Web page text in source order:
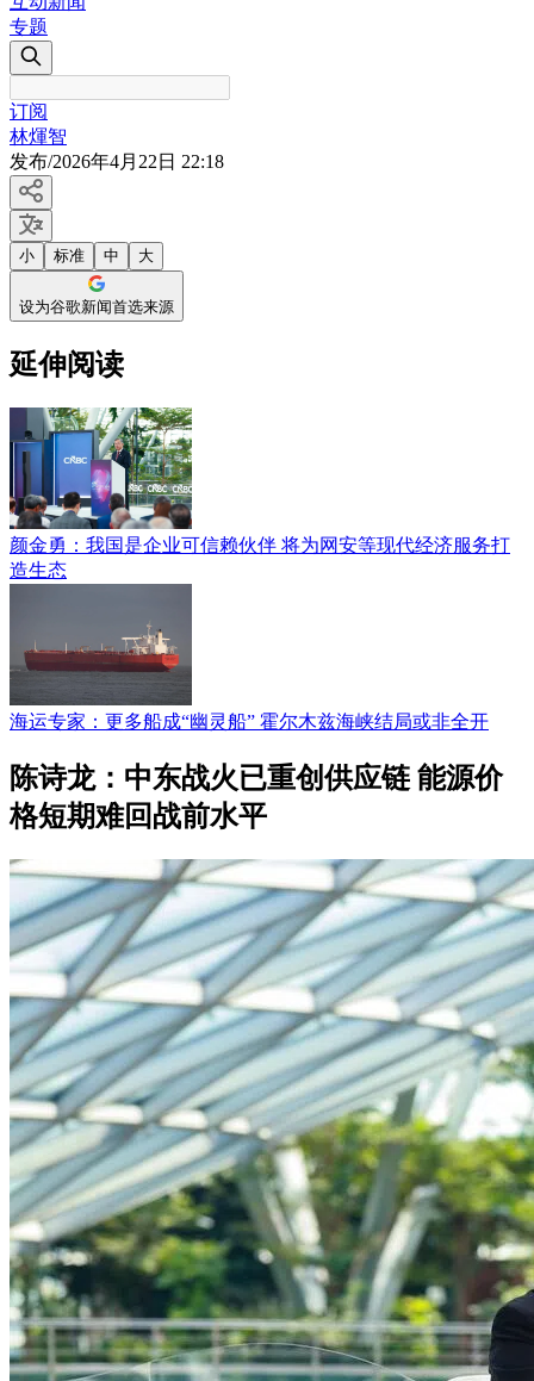
专题
订阅
林煇智
发布/2026年4月22日 22:18
小 标准 中 大
设为谷歌新闻首选来源
延伸阅读
颜金勇：我国是企业可信赖伙伴 将为网安等现代经济服务打
造生态
海运专家：更多船成“幽灵船” 霍尔木兹海峡结局或非全开
陈诗龙：中东战火已重创供应链 能源价
格短期难回战前水平